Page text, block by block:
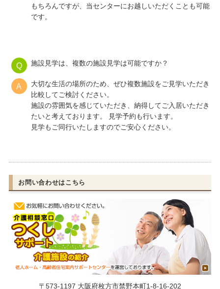
もちろんですが、当センターにお越しいただくことも可能
です。
施設見学は、複数の施設見学は可能ですか？
大切な生活の場所のため、ぜひ複数施設をご見学いただき
比較してご検討ください。
施設の雰囲気を感じていただき、納得してご入居いただき
たいと考えております。 見学予約も行います。
見学もご同行いたしますのでご安心ください。
お問い合わせはこちら
〒573-1197 大阪府枚方市禁野本町1-8-16‐202